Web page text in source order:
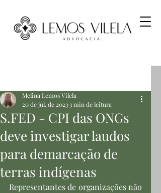
S.FED - CPI das ONGs
deve investigar laudos
para demarcação de
terras indígenas
Melina Lemos Vilela
20 de jul. de 2023 3 min de leitura
Representantes de organizações não